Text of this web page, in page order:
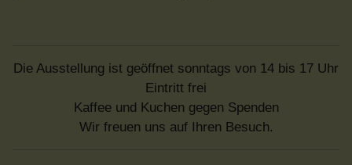
Die Ausstellung ist geöffnet sonntags von 14 bis 17 Uhr
Eintritt frei
Kaffee und Kuchen gegen Spenden
Wir freuen uns auf Ihren Besuch.